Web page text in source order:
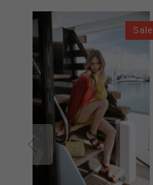
Sale